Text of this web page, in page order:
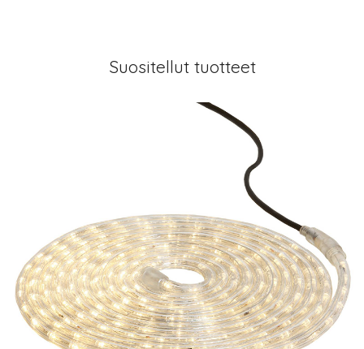
Suositellut tuotteet